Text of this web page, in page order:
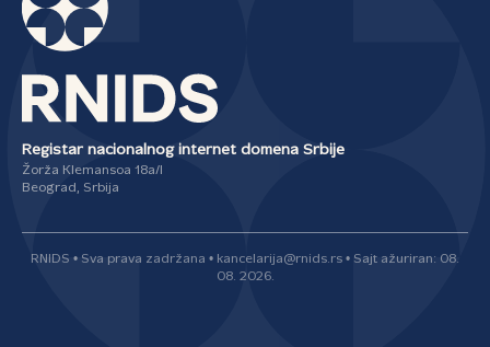
Registar nacionalnog internet domena Srbije
Žorža Klemansoa 18a/I
Beograd, Srbija
RNIDS • Sva prava zadržana • kancelarija@rnids.rs • Sajt ažuriran: 08.
08. 2026.